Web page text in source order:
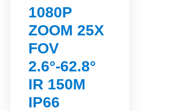
1080P
ZOOM 25X
FOV
2.6°-62.8°
IR 150M
IP66